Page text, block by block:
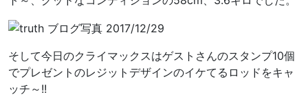
そして今日のクライマックスはゲストさんのスタンプ10個
でプレゼントのレジットデザインのイケてるロッドをキャ
ッチ～!!